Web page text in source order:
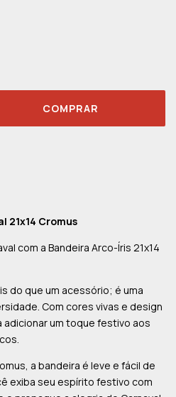
21x14 Cromus
com a Bandeira Arco-Íris 21x14
do que um acessório; é uma
Com cores vivas e design
um toque festivo aos
a bandeira é leve e fácil de
exiba seu espírito festivo com